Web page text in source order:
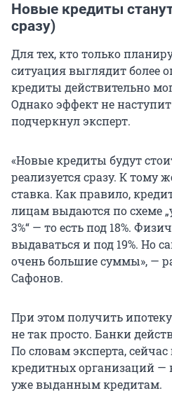
Новые кредиты
сразу)
Для тех, кто только
ситуация выглядит более
кредиты действительно
Однако эффект не
подчеркнул эксперт.
«Новые кредиты будут
реализуется сразу. К тому
ставка. Как правило,
лицам выдаются по схеме
3%“ — то есть под 18%.
выдаваться и под 19%. Но
очень большие суммы», —
Сафонов.
При этом получить
не так просто. Банки
По словам эксперта,
кредитных организаций —
уже выданным кредитам.